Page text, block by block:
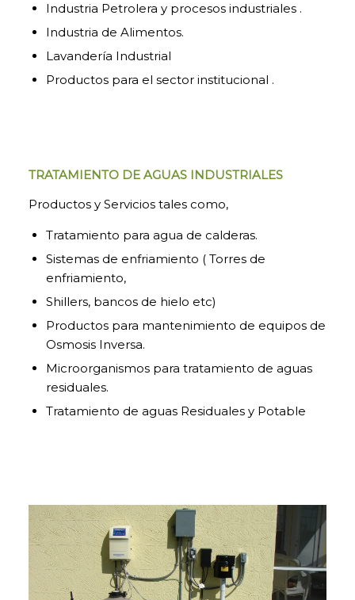
Industria Petrolera y procesos industriales .
Industria de Alimentos.
Lavandería Industrial
Productos para el sector institucional .
TRATAMIENTO DE AGUAS INDUSTRIALES
Productos y Servicios tales como,
Tratamiento para agua de calderas.
Sistemas de enfriamiento ( Torres de
enfriamiento,
Shillers, bancos de hielo etc)
Productos para mantenimiento de equipos de
Osmosis Inversa.
Microorganismos para tratamiento de aguas
residuales.
Tratamiento de aguas Residuales y Potable